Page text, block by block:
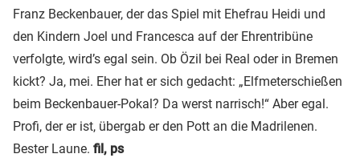
Franz Beckenbauer, der das Spiel mit Ehefrau Heidi und
den Kindern Joel und Francesca auf der Ehrentribüne
verfolgte, wird’s egal sein. Ob Özil bei Real oder in Bremen
kickt? Ja, mei. Eher hat er sich gedacht: „Elfmeterschießen
beim Beckenbauer-Pokal? Da werst narrisch!“ Aber egal.
Profi, der er ist, übergab er den Pott an die Madrilenen.
Bester Laune. fil, ps